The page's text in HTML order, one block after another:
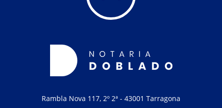
Rambla Nova 117, 2º 2ª - 43001 Tarragona